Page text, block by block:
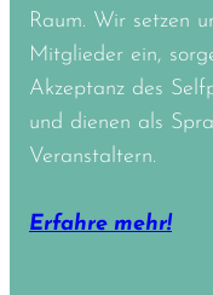
Raum. Wir setzen
Mitglieder ein,
Akzeptanz des
und dienen als
Veranstaltern.
Erfahre mehr!